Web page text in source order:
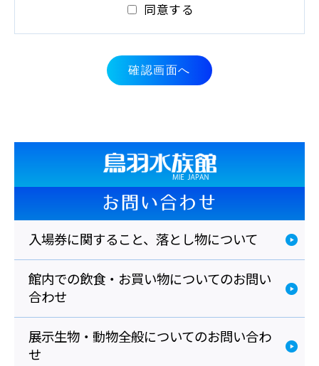
得・利用させていただきます。ご提供いた
だいた 個人情報を目的の範囲をこえて利用
することはありません。 ・お問い合わせに
対する回答のご連絡のため
法令に定める場合を除き、個人情報を、事
前にご本人の同意を得ることなく、第三者
に提供しません。
3.個人情報の委託
利用目的の達成に必要な範囲内において、
個人情報の取扱いを他の事業者に委託しま
せん。
4.個人情報を与えることの任意性につい
同意する
確認画面へ
お問い合わせ
入場券に関すること、落とし物について
館内での飲食・お買い物についてのお問い
合わせ
展示生物・動物全般についてのお問い合わ
せ